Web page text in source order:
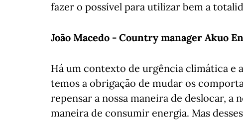
fazer o possível para utilizar bem a
João Macedo - Country manager Akuo
Há um contexto de urgência climática e
temos a obrigação de mudar os
repensar a nossa maneira de deslocar, a
maneira de consumir energia. Mas